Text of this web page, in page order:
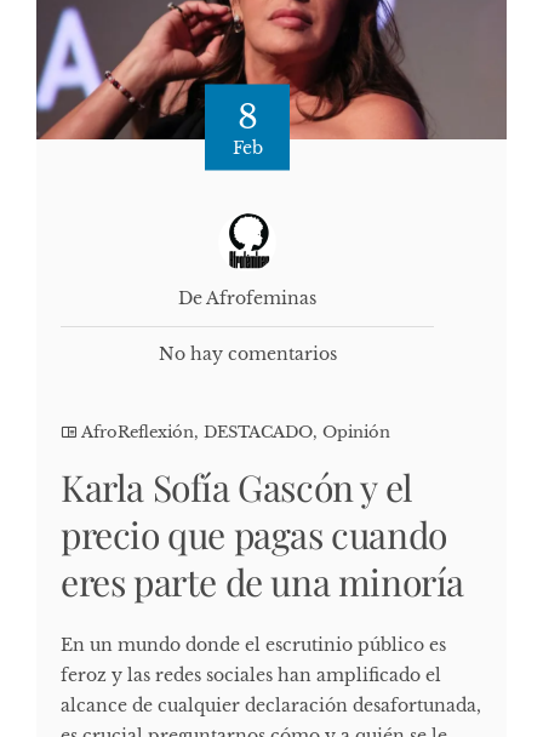
8
Feb
De Afrofeminas
No hay comentarios
AfroReflexión, DESTACADO, Opinión
Karla Sofía Gascón y el
precio que pagas cuando
eres parte de una minoría
En un mundo donde el escrutinio público es
feroz y las redes sociales han amplificado el
alcance de cualquier declaración desafortunada,